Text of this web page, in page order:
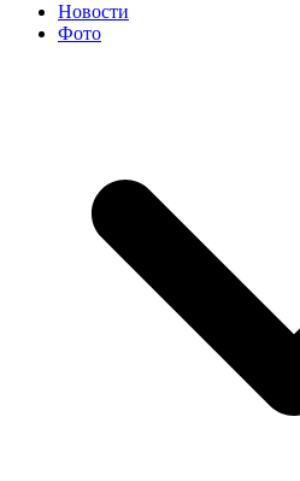
Новости
Фото